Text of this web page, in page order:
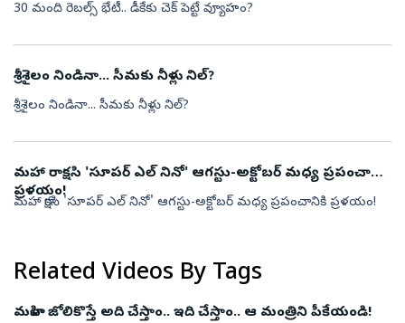
30 మంది రెబల్స్ భేటీ.. డీకేకు చెక్ పెట్టే వ్యూహం?
శ్రీశైలం నిండినా... సీమకు నీళ్లు నిల్?
శ్రీశైలం నిండినా... సీమకు నీళ్లు నిల్?
మహా రాక్షసి 'సూపర్ ఎల్ నినో' ఆగస్టు-అక్టోబర్ మధ్య ప్రపంచానికి
ప్రళయం!
మహా రాక్షసి 'సూపర్ ఎల్ నినో' ఆగస్టు-అక్టోబర్ మధ్య ప్రపంచానికి ప్రళయం!
Related Videos By Tags
మహిళా జోలికొస్తే అది చేస్తాం.. ఇది చేస్తాం.. ఆ మంత్రిని పీకేయండి!